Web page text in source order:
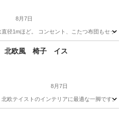
8月7日
径1mほど。 コンセント、こたつ布団もセッ
ブル
北欧風 椅子 イス
8月7日
欧テイストのインテリアに最適な一脚です